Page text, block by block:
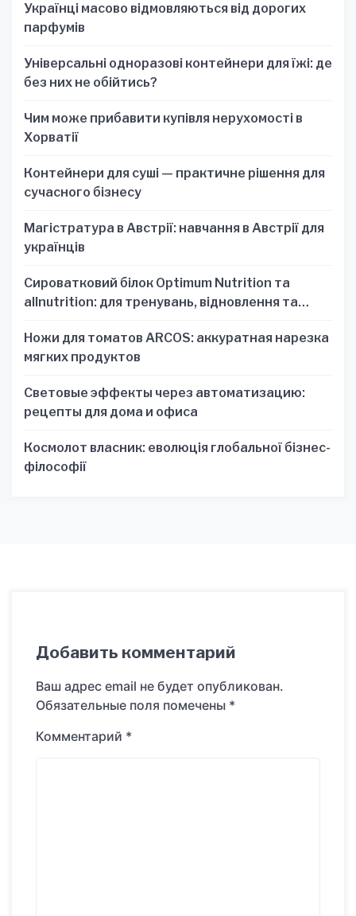
Українці масово відмовляються від дорогих
парфумів
Універсальні одноразові контейнери для їжі: де
без них не обійтись?
Чим може прибавити купівля нерухомості в
Хорватії
Контейнери для суші — практичне рішення для
сучасного бізнесу
Магістратура в Австрії: навчання в Австрії для
українців
Сироватковий білок Optimum Nutrition та
allnutrition: для тренувань, відновлення та
Ножи для томатов ARCOS: аккуратная нарезка
мягких продуктов
Световые эффекты через автоматизацию:
рецепты для дома и офиса
Космолот власник: еволюція глобальної бізнес-
філософії
Добавить комментарий
Ваш адрес email не будет опубликован.
Обязательные поля помечены *
Комментарий *